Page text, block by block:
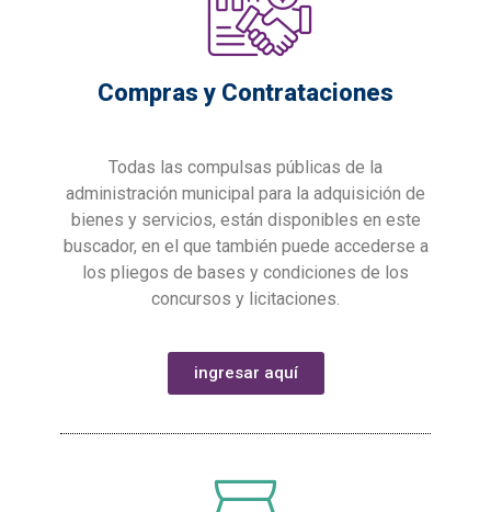
Compras y Contrataciones
Todas las compulsas públicas de la
administración municipal para la adquisición de
bienes y servicios, están disponibles en este
buscador, en el que también puede accederse a
los pliegos de bases y condiciones de los
concursos y licitaciones.
ingresar aquí